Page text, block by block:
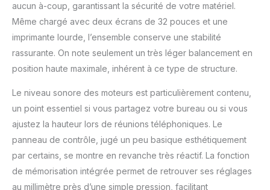
BESOINS : Les pieds de
table sont réglables en
hauteur de 70 cm à 119
cm pour répondre à
exigences de travail.
Non seulement cette
table est idéale pour un
usage quotidien au
bureau, mais elle peut
également être utilisée
comme table à manger
TABLE DE VOS RÊVES :
aucun à-coup, garantissant la sécurité de votre matériel.
Même chargé avec deux écrans de 32 pouces et une
imprimante lourde, l’ensemble conserve une stabilité
rassurante. On note seulement un très léger balancement en
position haute maximale, inhérent à ce type de structure.
Le niveau sonore des moteurs est particulièrement contenu,
un point essentiel si vous partagez votre bureau ou si vous
ajustez la hauteur lors de réunions téléphoniques. Le
panneau de contrôle, jugé un peu basique esthétiquement
par certains, se montre en revanche très réactif. La fonction
de mémorisation intégrée permet de retrouver ses réglages
au millimètre près d’une simple pression, facilitant